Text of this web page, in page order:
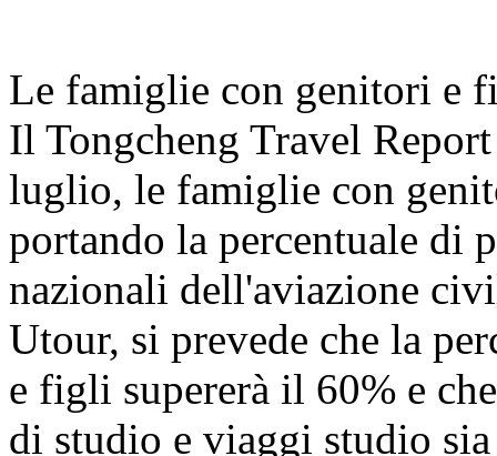
Le famiglie con genitori e
Il Tongcheng Travel
luglio, le famiglie con
portando la percentuale di
nazionali dell'aviazione
Utour, si prevede che la
e figli supererà il 60% e
di studio e viaggi studio